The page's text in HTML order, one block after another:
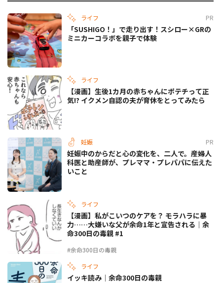
ライフ PR
「SUSHIGO！」で走り出す！スシロー×GRの
ミニカーコラボを親子で体験
ライフ
【漫画】生後1カ月の赤ちゃんにポテチって正
気!? イクメン自認の夫が育休をとってみたら
妊娠 PR
妊娠中のからだと心の変化を、二人で。産婦人
科医と助産師が、プレママ・プレパパに伝えた
いこと
ライフ
#余命300日の毒親
【漫画】私がこいつのケアを？ モラハラに暴
力……大嫌いな父が余命1年と宣告される｜余
命300日の毒親 #1
ライフ
イッキ読み｜余命300日の毒親